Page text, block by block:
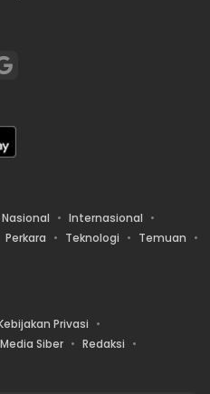
Nasional
Internasional
Perkara Teknologi
Temuan
Privasi
Siber
Redaksi